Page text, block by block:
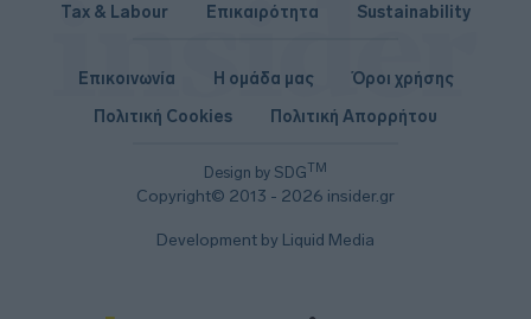
Tax & Labour
Επικαιρότητα Sustainability
Design by SDGTM
Copyright© 2013 - 2026 insider.gr
Επικοινωνία Η ομάδα μας
Όροι χρήσης
Πολιτική Cookies
Πολιτική Απορρήτου
Development by Liquid Media